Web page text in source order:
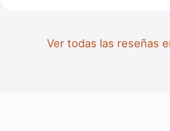
Ver todas las reseñas